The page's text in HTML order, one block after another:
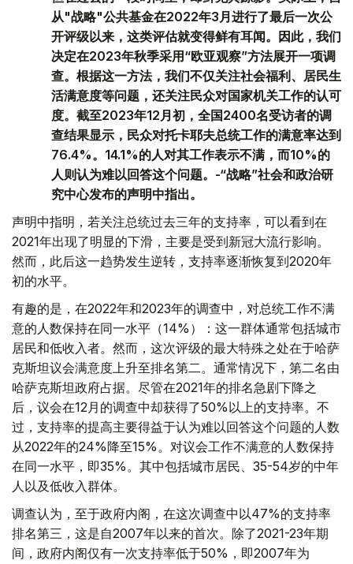
从"战略"公共基金在2022年3月进行了最后一次公
开评级以来，这类评估就变得鲜有耳闻。因此，我们
决定在2023年秋季采用“欧亚观察”方法展开一项调
查。根据这一方法，我们不仅关注社会福利、居民生
活满意度等问题，还关注民众对国家机关工作的认可
度。截至2023年12月初，全国2400名受访者的调
查结果显示，民众对托卡耶夫总统工作的满意率达到
76.4%。14.1%的人对其工作表示不满，而10%的
人则认为难以回答这个问题。-“战略”社会和政治研
究中心发布的声明中指出。
声明中指明，若关注总统过去三年的支持率，可以看到在
2021年出现了明显的下滑，主要是受到新冠大流行影响。
然而，此后这一趋势发生逆转，支持率逐渐恢复到2020年
初的水平。
有趣的是，在2022年和2023年的调查中，对总统工作不满
意的人数保持在同一水平（14%）：这一群体通常包括城市
居民和低收入者。然而，这次评级的最大特殊之处在于哈萨
克斯坦议会满意度上升至排名第二。通常情况下，第二名由
哈萨克斯坦政府占据。尽管在2021年的排名急剧下降之
后，议会在12月的调查中却获得了50%以上的支持率。不
过，支持率的提高主要得益于认为难以回答这个问题的人数
从2022年的24%降至15%。对议会工作不满意的人数保持
在同一水平，即35%。其中包括城市居民、35-54岁的中年
人以及低收入群体。
调查认为，至于政府内阁，在这次调查中以47%的支持率
排名第三，这是自2007年以来的首次。除了2021-23年期
间，政府内阁仅有一次支持率低于50%，即2007年为